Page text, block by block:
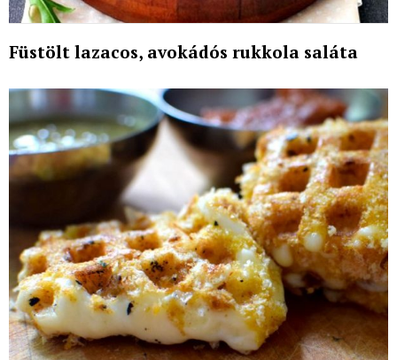
Füstölt lazacos, avokádós rukkola saláta